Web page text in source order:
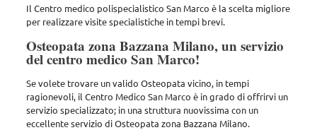
Il Centro medico polispecialistico San Marco è la scelta migliore
per realizzare visite specialistiche in tempi brevi.
Osteopata zona Bazzana Milano, un servizio
del centro medico San Marco!
Se volete trovare un valido Osteopata vicino, in tempi
ragionevoli, il Centro Medico San Marco è in grado di offrirvi un
servizio specializzato; in una struttura nuovissima con un
eccellente servizio di Osteopata zona Bazzana Milano.